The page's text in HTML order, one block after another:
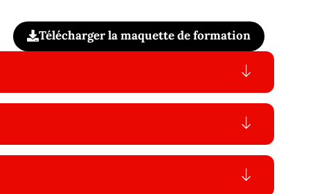
Télécharger la maquette de formation